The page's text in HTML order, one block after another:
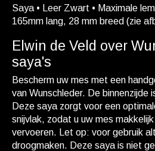
Saya • Leer Zwart • Maximale
165mm lang, 28 mm breed (zie
Elwin de Veld over
saya's
Bescherm uw mes met een
van Wunschleder. De binnenzijde
Deze saya zorgt voor een
snijvlak, zodat u uw mes
vervoeren. Let op: voor gebruik
droogmaken. Deze saya is niet